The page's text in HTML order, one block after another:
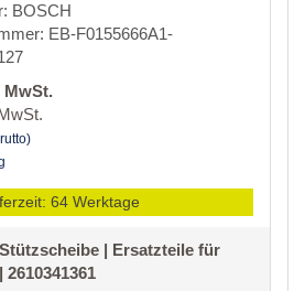
BOSCH
EB-F0155666A1-
MwSt.
64 Werktage
| Ersatzteile für
2610341361